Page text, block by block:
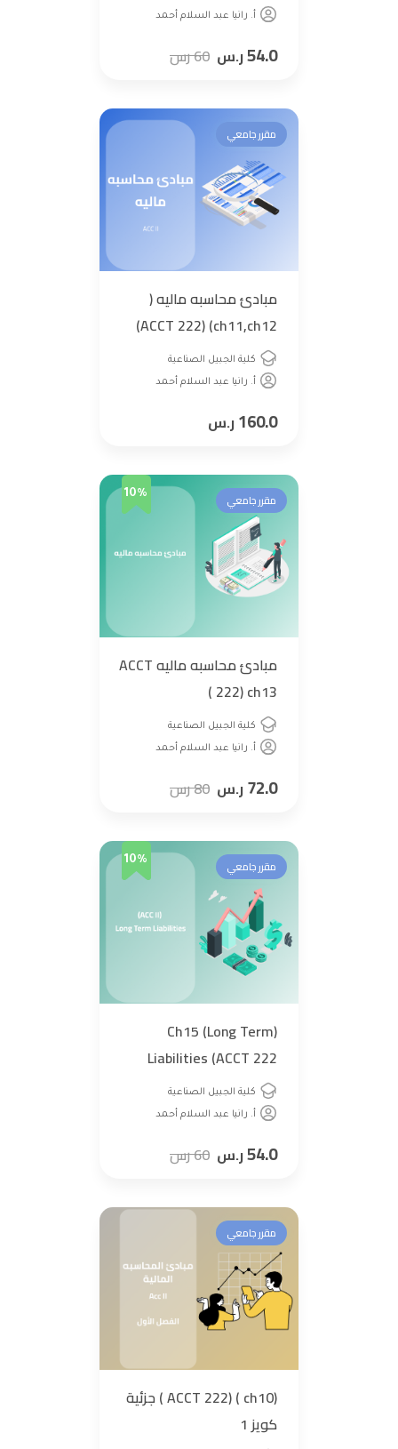
أ. رانيا عبد السلام أحمد
54.0ر.س 60رس
مقرر جامعي
مبادئ محاسبه ماليه (
ACCT 222) (ch11,ch12)
كلية الجبيل الصناعية
أ. رانيا عبد السلام أحمد
160.0ر.س
مقرر جامعي 10%
مبادئ محاسبه ماليه ACCT
222) ch13 )
كلية الجبيل الصناعية
أ. رانيا عبد السلام أحمد
72.0ر.س 80رس
مقرر جامعي 10%
(Ch15 (Long Term
Liabilities (ACCT 222
كلية الجبيل الصناعية
أ. رانيا عبد السلام أحمد
54.0ر.س 60رس
مقرر جامعي
(ACCT 222) ( ch10 ) جزئية
كويز 1